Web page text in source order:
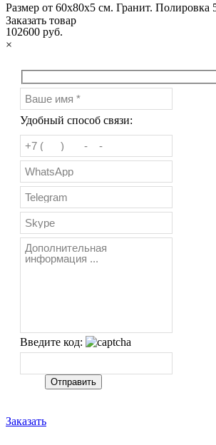
Размер от 60х80х5 см. Гранит. Полировка
102600 руб.
Заказать товар
×
Удобный способ связи:
Введите код:
Заказать